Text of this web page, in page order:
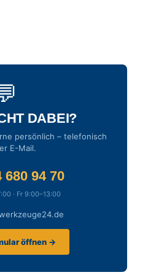
DABEI?
persönlich – telefonisch
E-Mail.
680 94 70
· Fr 9:00–13:00
öffnen →